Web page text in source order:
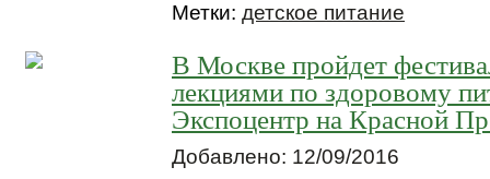
Метки: детское питание
В Москве пройдет
лекциями по здоровому
Экспоцентр на Красной
Добавлено: 12/09/2016